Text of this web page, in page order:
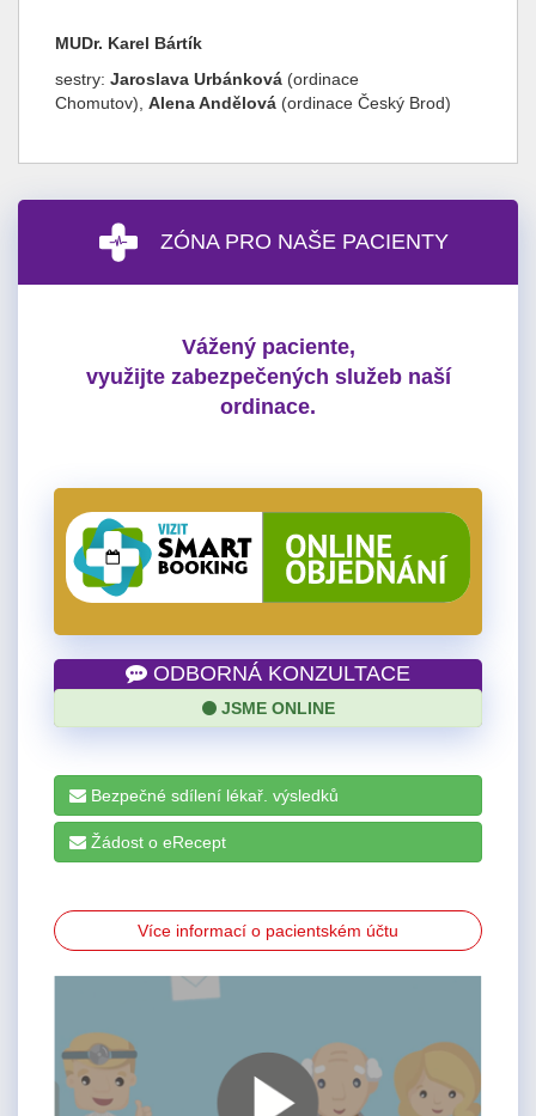
MUDr. Karel Bártík
sestry: Jaroslava Urbánková (ordinace
Chomutov), Alena Andělová (ordinace Český Brod)
ZÓNA PRO NAŠE PACIENTY
Vážený paciente,
využijte zabezpečených služeb naší
ordinace.
ODBORNÁ KONZULTACE
JSME ONLINE
Bezpečné sdílení lékař. výsledků
Žádost o eRecept
Více informací o pacientském účtu